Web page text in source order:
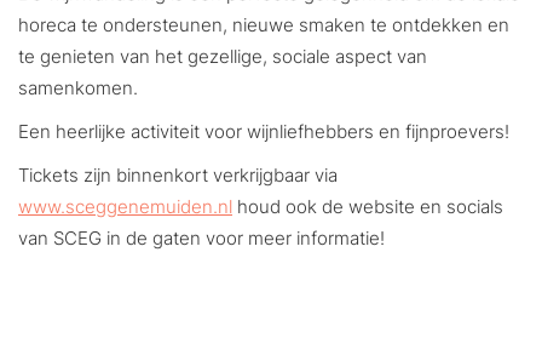
horeca te ondersteunen, nieuwe smaken te ontdekken en
te genieten van het gezellige, sociale aspect van
samenkomen.
Een heerlijke activiteit voor wijnliefhebbers en fijnproevers!
Tickets zijn binnenkort verkrijgbaar via
www.sceggenemuiden.nl houd ook de website en socials
van SCEG in de gaten voor meer informatie!